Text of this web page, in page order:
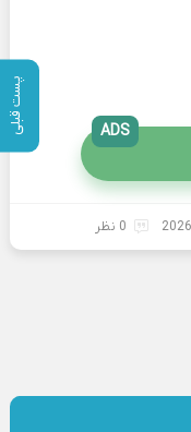
پست قبلی ADS
0 نظر